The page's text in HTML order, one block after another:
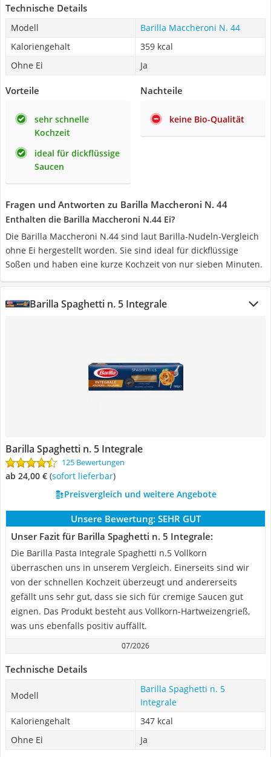
Technische Details
Modell
Barilla Maccheroni N. 44
Kaloriengehalt
359 kcal
Ohne Ei
Ja
Vorteile
sehr schnelle
Kochzeit
ideal für dickflüssige
Saucen
Nachteile
keine Bio-Qualität
Fragen und Antworten zu Barilla Maccheroni N. 44
Enthalten die Barilla Maccheroni N.44 Ei?
Die Barilla Maccheroni N.44 sind laut Barilla-Nudeln-Vergleich
ohne Ei hergestellt worden. Sie sind ideal für dickflüssige
Soßen und haben eine kurze Kochzeit von nur sieben Minuten.
Barilla Spaghetti n. 5 Integrale
Barilla Spaghetti n. 5 Integrale
125 Bewertungen
ab 24,00 € ( Sofort lieferbar)
Preisvergleich und weitere Angebote
Unsere Bewertung: SEHR GUT
Unser Fazit für Barilla Spaghetti n. 5 Integrale:
Die Barilla Pasta Integrale Spaghetti n.5 Vollkorn
überraschen uns in unserem Vergleich. Einerseits sind wir
von der schnellen Kochzeit überzeugt und andererseits
gefällt uns sehr gut, dass sie sich für cremige Saucen gut
eignen. Das Produkt besteht aus Vollkorn-Hartweizengrieß,
was uns ebenfalls positiv auffällt.
07/2026
Technische Details
Modell
Barilla Spaghetti n. 5
Integrale
Kaloriengehalt
347 kcal
Ohne Ei
Ja